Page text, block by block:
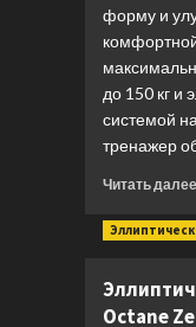
форму и
до 150 кг и
системой
тренажер
Читать далее
Octane